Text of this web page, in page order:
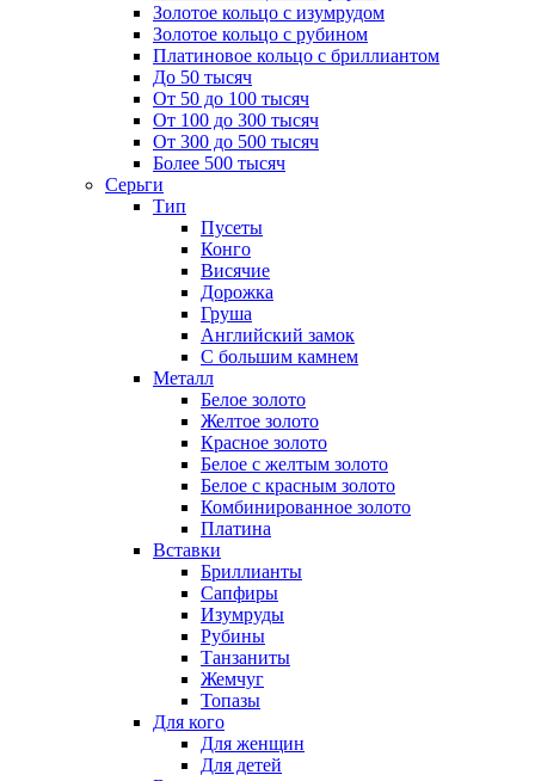
Золотое кольцо с изумрудом
Золотое кольцо с рубином
Платиновое кольцо с бриллиантом
До 50 тысяч
От 50 до 100 тысяч
От 100 до 300 тысяч
От 300 до 500 тысяч
Более 500 тысяч
Серьги
Тип
Пусеты
Конго
Висячие
Дорожка
Груша
Английский замок
С большим камнем
Металл
Белое золото
Желтое золото
Красное золото
Белое с желтым золото
Белое с красным золото
Комбинированное золото
Платина
Вставки
Бриллианты
Сапфиры
Изумруды
Рубины
Танзаниты
Жемчуг
Топазы
Для кого
Для женщин
Для детей